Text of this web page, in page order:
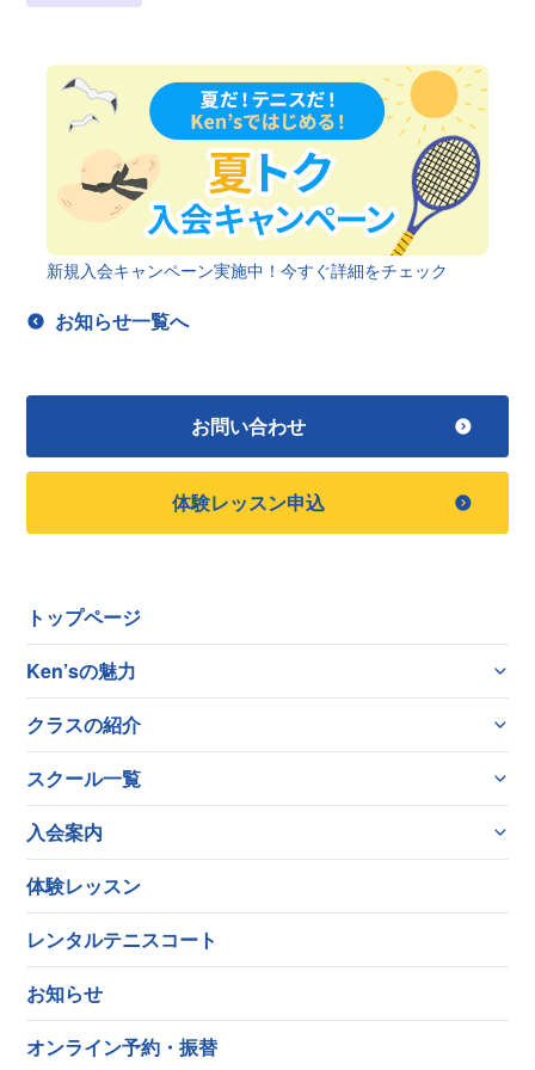
新規入会キャンペーン実施中！今すぐ詳細をチェック
お知らせ一覧へ
お問い合わせ
体験レッスン申込
トップページ
Ken’sの魅力
クラスの紹介
スクール一覧
入会案内
体験レッスン
レンタルテニスコート
お知らせ
オンライン予約・振替